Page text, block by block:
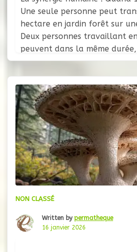
Une seule personne peut
hectare en jardin forêt sur
Deux personnes travaillant
peuvent dans la même
design viable sur dix hectares
Quelque chose d’autre se
NON CLASSÉ
Written by permatheque
16 janvier 2026